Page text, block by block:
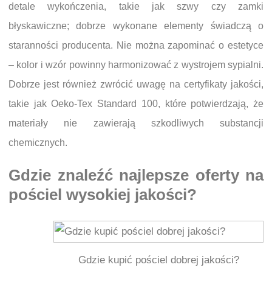
detale wykończenia, takie jak szwy czy zamki
błyskawiczne; dobrze wykonane elementy świadczą o
staranności producenta. Nie można zapominać o estetyce
– kolor i wzór powinny harmonizować z wystrojem sypialni.
Dobrze jest również zwrócić uwagę na certyfikaty jakości,
takie jak Oeko-Tex Standard 100, które potwierdzają, że
materiały nie zawierają szkodliwych substancji
chemicznych.
Gdzie znaleźć najlepsze oferty na
pościel wysokiej jakości?
Gdzie kupić pościel dobrej jakości?